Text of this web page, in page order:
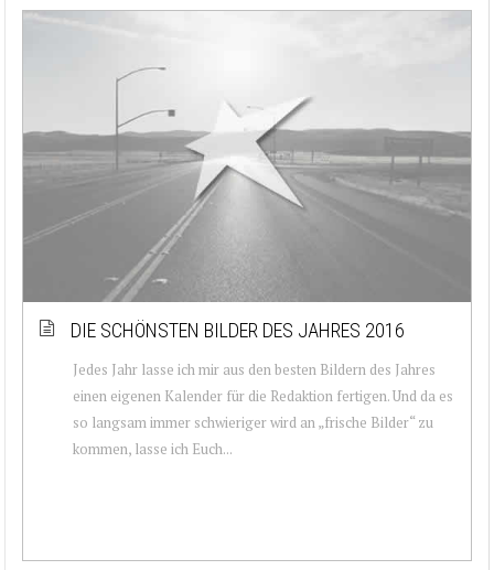
DIE SCHÖNSTEN BILDER DES JAHRES 2016
Jedes Jahr lasse ich mir aus den besten Bildern des Jahres
einen eigenen Kalender für die Redaktion fertigen. Und da es
so langsam immer schwieriger wird an „frische Bilder“ zu
kommen, lasse ich Euch...